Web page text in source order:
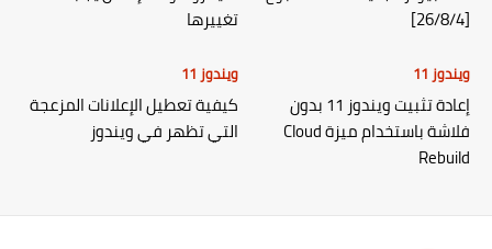
[26/8/4]
تغييرها
ويندوز 11
إعادة تثبيت ويندوز 11 بدون
فلاشة باستخدام ميزة Cloud
Rebuild
ويندوز 11
كيفية تعطيل الإعلانات المزعجة
التي تظهر في ويندوز